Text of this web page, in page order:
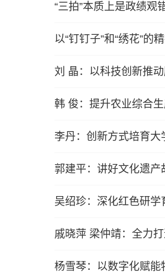
“三拍”本质上是政绩观
以“钉钉子”和“绣花”的
刘 晶：以科技创新推
韩 俊：提升农业综合
李丹：创新方式培育大
郭建平：讲好文化遗产
吴绍珍：深化红色研学
戚晓萍 梁仲靖：全力
杨雪琴：以数字化赋能